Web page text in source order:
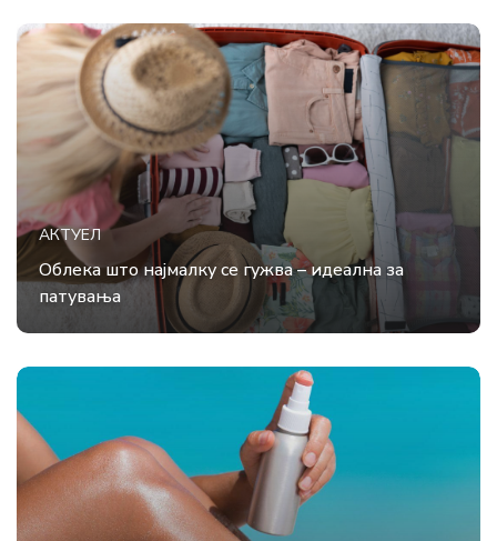
АКТУЕЛ
Облека што најмалку се гужва – идеална за
патувања